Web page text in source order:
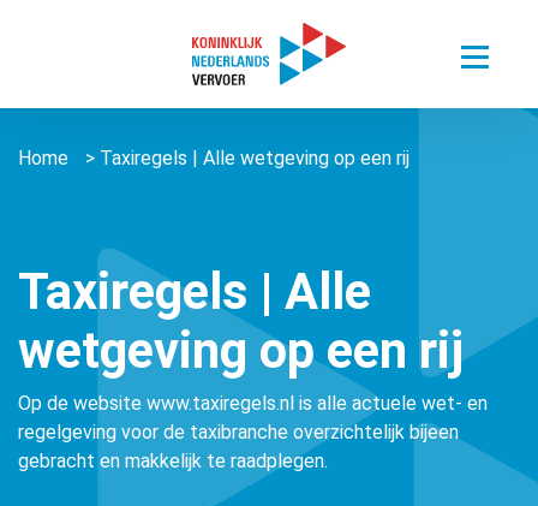
Toggle
belang van personenvervoer
en Taxi
Vervoer
Mobility
stichtingen en verenigingen
Over ons
ons
us ǀ English
Agenda
Kennisportaal
en Taxi
Vervoer
Contact
Lid worden
Home > Taxiregels | Alle wetgeving op een rij
Taxiregels | Alle
wetgeving op een rij
Op de website www.taxiregels.nl is alle actuele wet- en
regelgeving voor de taxibranche overzichtelijk bijeen
gebracht en makkelijk te raadplegen.